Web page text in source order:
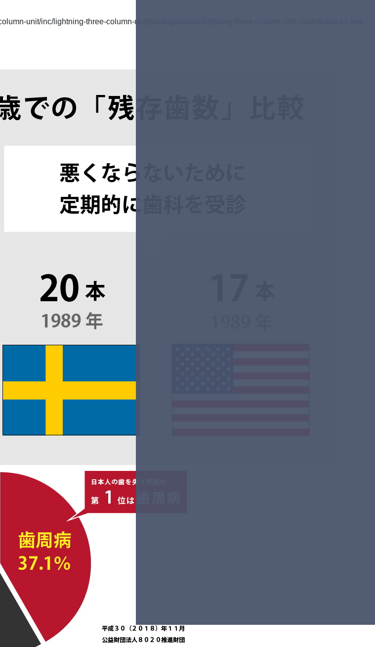
unit/inc/lightning-three-column-unit/package/class-lightning-three-column-unit-control.php on line